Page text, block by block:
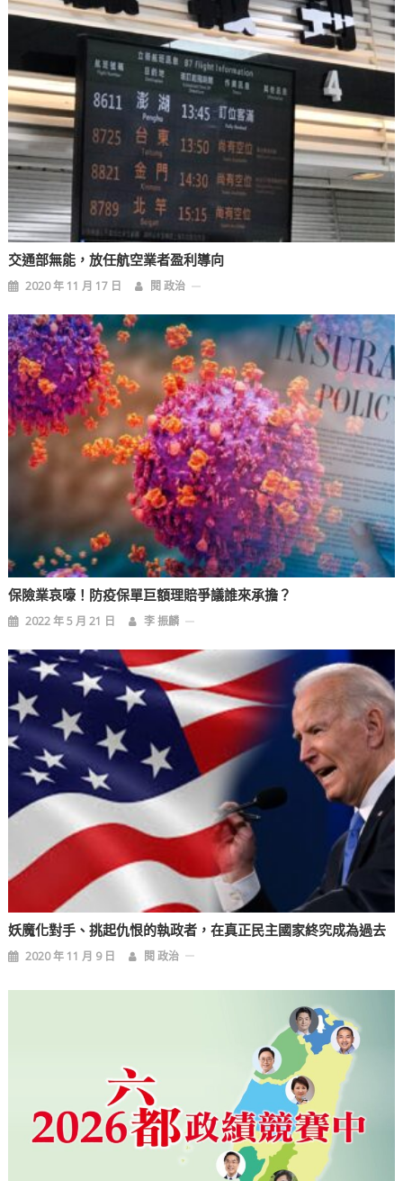
交通部無能，放任航空業者盈利導向
2020 年 11 月 17 日 閱 政治
保險業哀嚎！防疫保單巨額理賠爭議誰來承擔？
2022 年 5 月 21 日 李 振麟
妖魔化對手、挑起仇恨的執政者，在真正民主國家終究成為過去
2020 年 11 月 9 日 閱 政治